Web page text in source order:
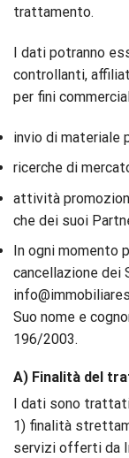
trattamento.
I dati potranno
controllanti,
per fini
invio di materiale
ricerche di
attività
che dei suoi
In ogni momento
cancellazione dei
Suo nome e
196/2003.
A) Finalità del
I dati sono
1) finalità
servizi offerti da